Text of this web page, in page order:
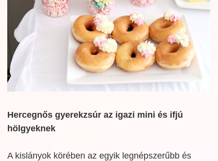
Hercegnős gyerekzsúr az igazi mini és ifjú
hölgyeknek
A kislányok körében az egyik legnépszerűbb és